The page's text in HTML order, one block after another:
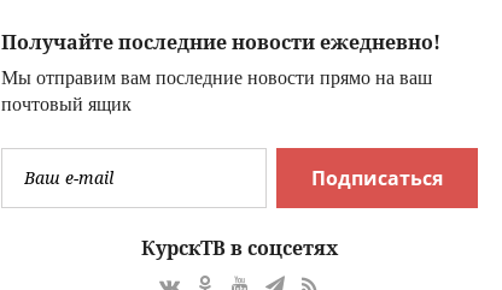
Получайте последние новости ежедневно!
Мы отправим вам последние новости прямо на ваш
почтовый ящик
Подписаться
КурскТВ в соцсетях